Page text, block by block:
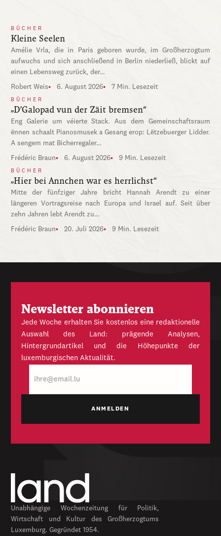
BÜCHER
Kleine Seelen
Amélie Vrla, die in Paris geboren wurde, im Großherzogtum
aufwuchs und sich anschließend in Berlin niederließ, blickt auf
einen Lebensweg zurück, der…
Robert Weis 6. August 2026 7 Min. Lesezeit
BÜCHER
„D’Galopad vun der Zäit bremsen“
Eng Galerie um véierte Stack. Aus dem Gemeinschaftsraum
ënnen schaalt Pianosmusek a Gesang erop: Lëtzebuerger Lidder.
A sengem mat Bicherregaler…
Frédéric Braun 6. August 2026 9 Min. Lesezeit
BÜCHER
„Hier bei Annchen war es herrlichst“
Mitte der fünfziger Jahre bricht Hannah Arendt zu einer
längeren Vortragsreise nach Europa und Israel auf. Seit über
zehn Jahren lebt Arendt zu…
Frédéric Braun 20. Juli 2026 9 Min. Lesezeit
Newsletter abonnieren
Jede Woche erhalten Sie kostenlos eine redaktionelle
Auswahl des Land: prägende Analysen,
Hintergrundartikel und die Höhepunkte der
luxemburgischen Aktualität.
Mail
Unabhängige Wochenzeitung für Politik,
Wirtschaft und Kultur des Großherzogtums
Luxemburg. Gegründet 1954.